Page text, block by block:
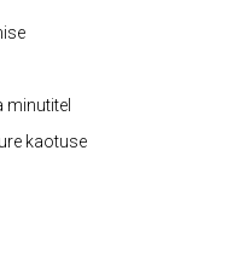
minutitel
kaotuse